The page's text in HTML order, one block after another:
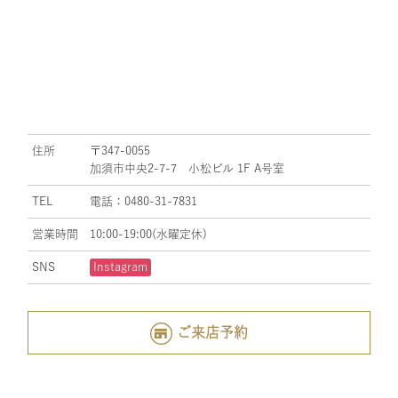
住所
〒347-0055
加須市中央2-7-7 小松ビル 1F A号室
TEL 電話：0480-31-7831
営業時間 10:00-19:00(水曜定休)
SNS Instagram
ご来店予約